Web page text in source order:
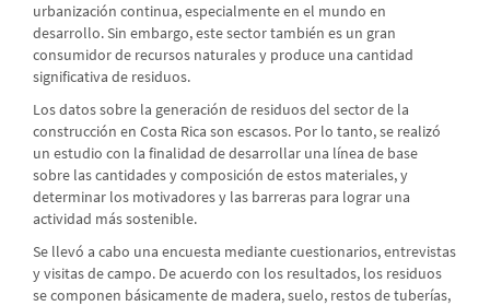
urbanización continua, especialmente en el mundo en
desarrollo. Sin embargo, este sector también es un gran
consumidor de recursos naturales y produce una cantidad
significativa de residuos.
Los datos sobre la generación de residuos del sector de la
construcción en Costa Rica son escasos. Por lo tanto, se realizó
un estudio con la finalidad de desarrollar una línea de base
sobre las cantidades y composición de estos materiales, y
determinar los motivadores y las barreras para lograr una
actividad más sostenible.
Se llevó a cabo una encuesta mediante cuestionarios, entrevistas
y visitas de campo. De acuerdo con los resultados, los residuos
se componen básicamente de madera, suelo, restos de tuberías,